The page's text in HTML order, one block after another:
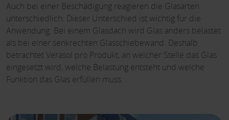
Auch bei einer Beschädigung reagieren die Glasarten
unterschiedlich. Dieser Unterschied ist wichtig für die
Anwendung. Bei einem Glasdach wird Glas anders belastet
als bei einer senkrechten Glasschiebewand. Deshalb
betrachtet Verasol pro Produkt, an welcher Stelle das Glas
eingesetzt wird, welche Belastung entsteht und welche
Funktion das Glas erfüllen muss.